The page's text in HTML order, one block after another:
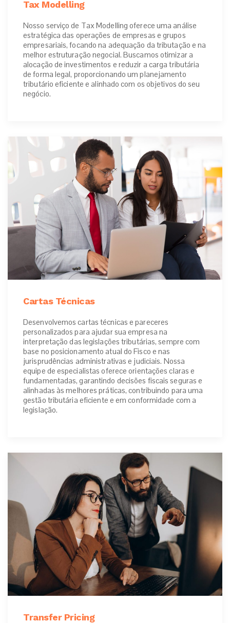
Tax Modelling
Nosso serviço de Tax Modelling oferece uma análise
estratégica das operações de empresas e grupos
empresariais, focando na adequação da tributação e na
melhor estruturação negocial. Buscamos otimizar a
alocação de investimentos e reduzir a carga tributária
de forma legal, proporcionando um planejamento
tributário eficiente e alinhado com os objetivos do seu
negócio.
Cartas Técnicas
Desenvolvemos cartas técnicas e pareceres
personalizados para ajudar sua empresa na
interpretação das legislações tributárias, sempre com
base no posicionamento atual do Fisco e nas
jurisprudências administrativas e judiciais. Nossa
equipe de especialistas oferece orientações claras e
fundamentadas, garantindo decisões fiscais seguras e
alinhadas às melhores práticas, contribuindo para uma
gestão tributária eficiente e em conformidade com a
legislação.
Transfer Pricing